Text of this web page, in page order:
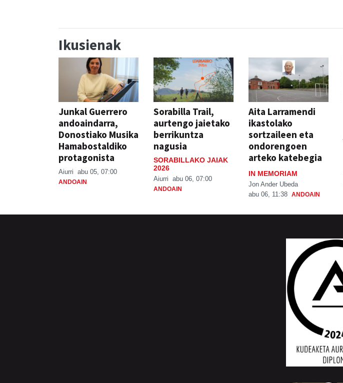
Ikusienak
Junkal Guerrero
andoaindarra,
Donostiako Musika
Hamabostaldiko
protagonista
Aiurri abu 05, 07:00
ANDOAIN
Sorabilla Trail,
aurtengo jaietako
berrikuntza
nagusia
SORABILLAKO JAIAK
2026
Aiurri abu 06, 07:00
ANDOAIN
Aita Larramendi
ikastolako
sortzaileen eta
ondorengoen
arteko katebegia
IN MEMORIAM
Jon Ander Ubeda
abu 06, 11:38 ANDOAIN